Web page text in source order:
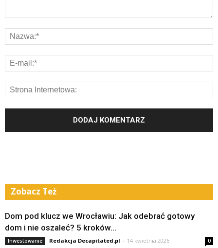
Zobacz Też
Dom pod klucz we Wrocławiu: Jak odebrać gotowy
dom i nie oszaleć? 5 kroków...
Inwestowanie Redakcja Decapitated.pl - 14 kwietnia 2026 0